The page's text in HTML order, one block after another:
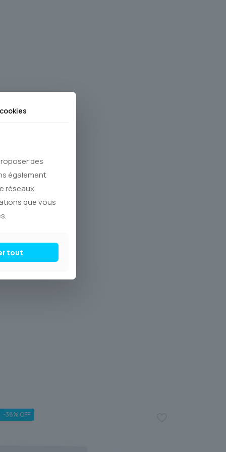
-38% OFF
des
également
réseaux
que vous
tout